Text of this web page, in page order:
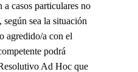
casos particulares no
según sea la situación
agredido/a con el
podrá
Ad Hoc que